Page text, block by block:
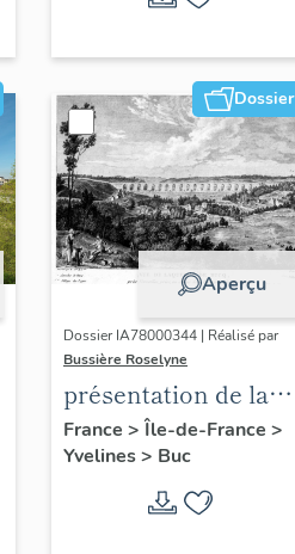
Dossier
Aperçu
Dossier IA78000344 | Réalisé par
Bussière Roselyne
présentation de la
commune de Buc
France > Île-de-France >
Yvelines> Buc